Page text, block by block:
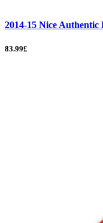
2014-15 Nice
83.99£